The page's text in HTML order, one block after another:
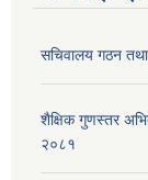
सचिवालय गठन
शैक्षिक गुणस्तर
२०८१